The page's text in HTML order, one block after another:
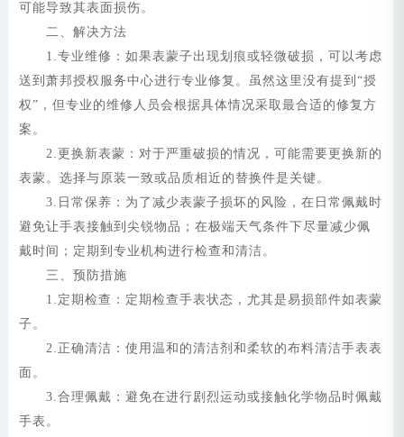
可能导致其表面损伤。
二、解决方法
1.专业维修：如果表蒙子出现划痕或轻微破损，可以考虑
送到萧邦授权服务中心进行专业修复。虽然这里没有提到“授
权”，但专业的维修人员会根据具体情况采取最合适的修复方
案。
2.更换新表蒙：对于严重破损的情况，可能需要更换新的
表蒙。选择与原装一致或品质相近的替换件是关键。
3.日常保养：为了减少表蒙子损坏的风险，在日常佩戴时
避免让手表接触到尖锐物品；在极端天气条件下尽量减少佩
戴时间；定期到专业机构进行检查和清洁。
三、预防措施
1.定期检查：定期检查手表状态，尤其是易损部件如表蒙
子。
2.正确清洁：使用温和的清洁剂和柔软的布料清洁手表表
面。
3.合理佩戴：避免在进行剧烈运动或接触化学物品时佩戴
手表。